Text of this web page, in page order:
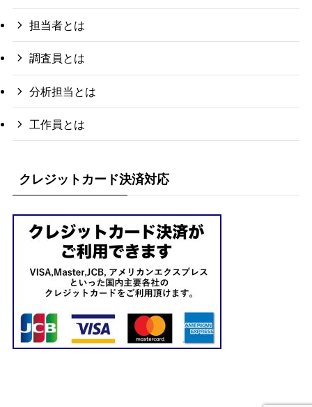
担当者とは
調査員とは
分析担当とは
工作員とは
クレジットカード決済対応